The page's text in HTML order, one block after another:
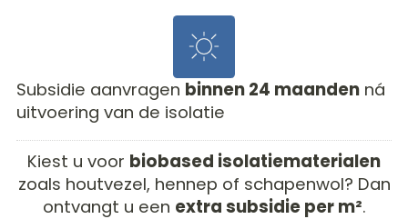
Subsidie aanvragen binnen 24 maanden ná
uitvoering van de isolatie
Kiest u voor biobased isolatiematerialen
zoals houtvezel, hennep of schapenwol? Dan
ontvangt u een extra subsidie per m².